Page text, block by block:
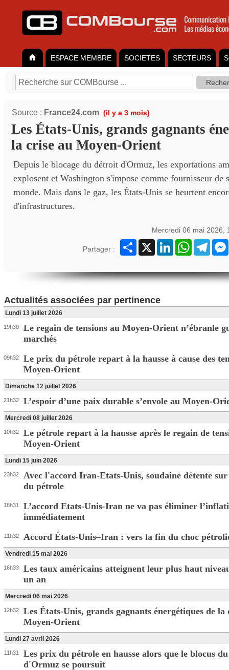
ESPACE MEMBRE SOCIETES SECTEURS
Source : France24.com (il y a 3 mois)
Les États-Unis, grands gagnants
la crise au Moyen-Orient
Depuis le blocage du détroit d'Ormuz, les exportations
explosent et Washington s'impose comme fournisseur de
monde. Mais dans le gaz, les États-Unis se heurtent
d'infrastructures.
Mercredi 06 mai 2026,
Partager :
Partager
X LinkedInWhatsApp
Actualités associées par pertinence
Lundi 13 juillet 2026
19h30
Le regain de tensions au Moyen-Orient n’ébranle
marchés
09h32
Le prix du pétrole repart à la hausse à cause des
Moyen-Orient
Dimanche 12 juillet 2026
21h32 L’espoir d’une paix durable s’envole au Moyen-
Mercredi 08 juillet 2026
10h32
Le pétrole repart à la hausse après le regain de
Moyen-Orient
Lundi 15 juin 2026
23h32
Avec l'accord Iran-Etats-Unis, soudaine détente
du pétrole
18h31
L’accord Etats-Unis-Iran ne va pas éliminer
immédiatement
11h32 Accord États-Unis–Iran : vers la fin du choc
Vendredi 15 mai 2026
16h33
Les taux américains atteignent leur plus haut
un an
Mercredi 06 mai 2026
12h32
Les États-Unis, grands gagnants énergétiques de la
Moyen-Orient
Lundi 27 avril 2026
11h31
Les prix du pétrole en hausse alors que le blocus
d'Ormuz se poursuit